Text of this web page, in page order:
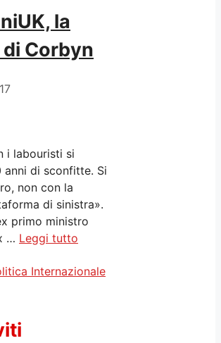
la
Corbyn
i labouristi si
anni di sconfitte. Si
non con la
di sinistra».
primo ministro
… Leggi tutto
Internazionale